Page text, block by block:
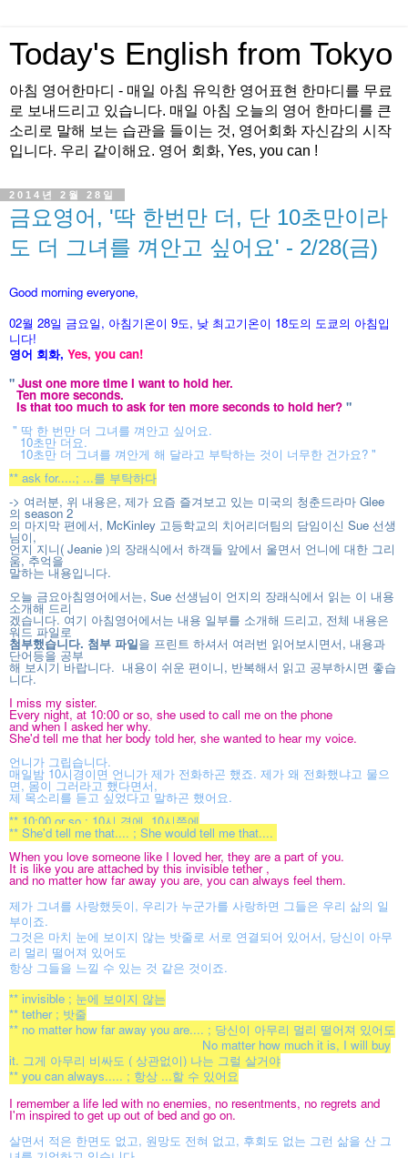
Today's English from Tokyo
아침 영어한마디 - 매일 아침 유익한 영어표현 한마디를 무료
로 보내드리고 있습니다. 매일 아침 오늘의 영어 한마디를 큰
소리로 말해 보는 습관을 들이는 것, 영어회화 자신감의 시작
입니다. 우리 같이해요. 영어 회화, Yes, you can !
2014년 2월 28일
금요영어, '딱 한번만 더, 단 10초만이라
도 더 그녀를 껴안고 싶어요' - 2/28(금)
Good morning everyone,
02월 28일 금요일, 아침기온이 9도, 낮 최고기온이 18도의 도쿄의 아침입
니다!
영어 회화, Yes, you can!
" Just one more time I want to hold her.
Ten more seconds.
Is that too much to ask for ten more seconds to hold her? "
" 딱 한 번만 더 그녀를 껴안고 싶어요.
10초만 더요.
10초만 더 그녀를 껴안게 해 달라고 부탁하는 것이 너무한 건가요? "
** ask for.....; ...를 부탁하다
-> 여러분, 위 내용은, 제가 요즘 즐겨보고 있는 미국의 청춘드라마 Glee
의 season 2
의 마지막 편에서, McKinley 고등학교의 치어리더팀의 담임이신 Sue 선생
님이,
언지 지니( Jeanie )의 장래식에서 하객들 앞에서 울면서 언니에 대한 그리
움, 추억을
말하는 내용입니다.
오늘 금요아침영어에서는, Sue 선생님이 언지의 장래식에서 읽는 이 내용
소개해드리
겠습니다. 여기 아침영어에서는 내용 일부를 소개해 드리고, 전체 내용은
워드 파일로
첨부했습니다. 첨부 파일을 프린트 하셔서 여러번 읽어보시면서, 내용과
단어등을 공부
해 보시기 바랍니다. 내용이 쉬운 편이니, 반복해서 읽고 공부하시면 좋습
니다.
I miss my sister.
Every night, at 10:00 or so, she used to call me on the phone
and when I asked her why.
She'd tell me that her body told her, she wanted to hear my voice.
언니가 그립습니다.
매일밤 10시경이면 언니가 제가 전화하곤 했죠. 제가 왜 전화했냐고 물으
면, 몸이 그러라고 했다면서,
제 목소리를 듣고 싶었다고 말하곤 했어요.
** 10:00 or so ; 10시 경에, 10시쯤에
** She'd tell me that.... ; She would tell me that....
When you love someone like I loved her, they are a part of you.
It is like you are attached by this invisible tether ,
and no matter how far away you are, you can always feel them.
제가 그녀를 사랑했듯이, 우리가 누군가를 사랑하면 그들은 우리 삶의 일
부이죠.
그것은 마치 눈에 보이지 않는 밧줄로 서로 연결되어 있어서, 당신이 아무
리 멀리 떨어져 있어도
항상 그들을 느낄 수 있는 것 같은 것이죠.
** invisible ; 눈에 보이지 않는
** tether ; 밧줄
** no matter how far away you are.... ; 당신이 아무리 멀리 떨어져 있어도
No matter how much it is, I will buy
it. 그게 아무리 비싸도 ( 상관없이) 나는 그럴 살거야
** you can always..... ; 항상 ...할 수 있어요
I remember a life led with no enemies, no resentments, no regrets and
I'm inspired to get up out of bed and go on.
살면서 적은 한면도 없고, 원망도 전혀 없고, 후회도 없는 그런 삶을 산 그